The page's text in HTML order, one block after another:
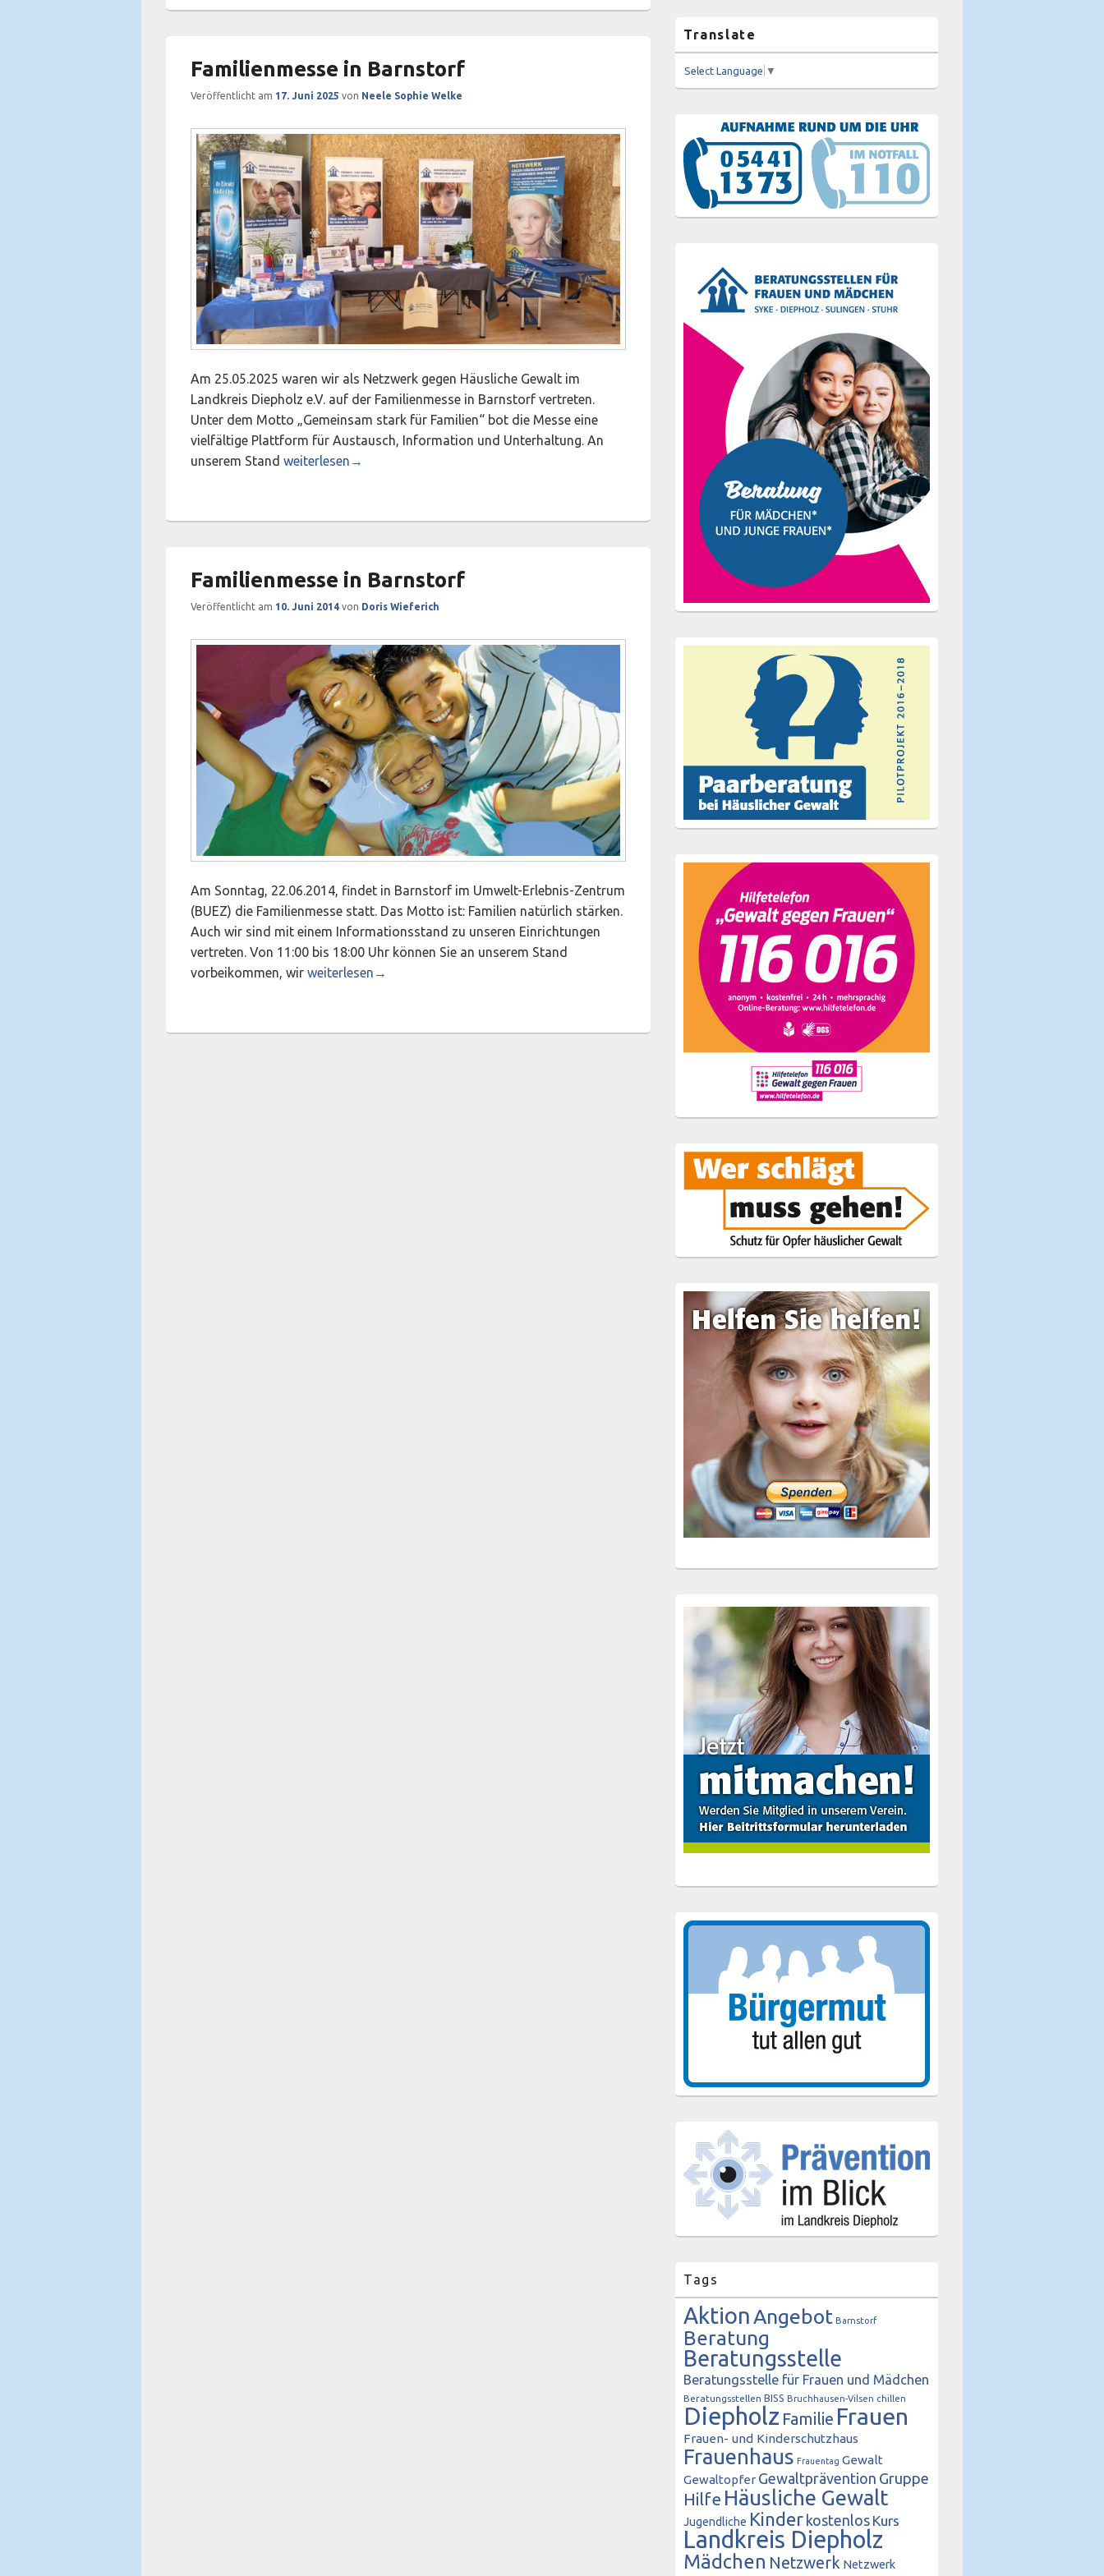
Familienmesse in Barnstorf
Veröffentlicht am 17. Juni 2025 von Neele Sophie Welke
Am 25.05.2025 waren wir als Netzwerk gegen Häusliche Gewalt im
Landkreis Diepholz e.V. auf der Familienmesse in Barnstorf vertreten.
Unter dem Motto „Gemeinsam stark für Familien“ bot die Messe eine
vielfältige Plattform für Austausch, Information und Unterhaltung. An
unserem Stand Familienmesse in Barnstorf
weiterlesen →
Familienmesse in Barnstorf
Veröffentlicht am 10. Juni 2014 von Doris Wieferich
Am Sonntag, 22.06.2014, findet in Barnstorf im Umwelt-Erlebnis-Zentrum
(BUEZ) die Familienmesse statt. Das Motto ist: Familien natürlich stärken.
Auch wir sind mit einem Informationsstand zu unseren Einrichtungen
vertreten. Von 11:00 bis 18:00 Uhr können Sie an unserem Stand
vorbeikommen, wir Familienmesse in Barnstorf
weiterlesen →
Translate
Select Language ▼
Tags
AktionAngebot Barnstorf
Beratung
Beratungsstelle
Beratungsstelle für Frauen und Mädchen
Beratungsstellen BISS Bruchhausen-Vilsen chillen
Diepholz Familie Frauen
Frauen- und Kinderschutzhaus
Frauenhaus Frauentag Gewalt
Gewaltopfer Gewaltprävention Gruppe
Hilfe Häusliche Gewalt
Jugendliche Kinder kostenlos Kurs
Landkreis Diepholz
Mädchen Netzwerk Netzwerk